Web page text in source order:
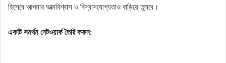
হিসেবে আপনার আত্মবিশ্বাস ও বিশ্বাসযোগ্যতাও বাড়িয়ে তুলবে।
একটি সমর্থন নেটওয়ার্ক তৈরি করুন: